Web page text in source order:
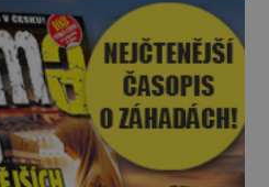
další porci strádá